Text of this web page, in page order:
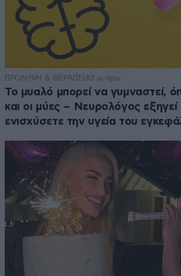
ΠΡΟΛΗΨΗ & ΘΕΡΑΠΕΙΑ3 ω. πριν
Το μυαλό μπορεί να γυμναστεί,
και οι μύες – Νευρολόγος
ενισχύσετε την υγεία του